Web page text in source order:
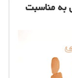
به مناسبت